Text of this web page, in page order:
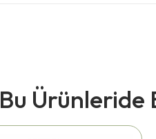
Bu Ürünleride